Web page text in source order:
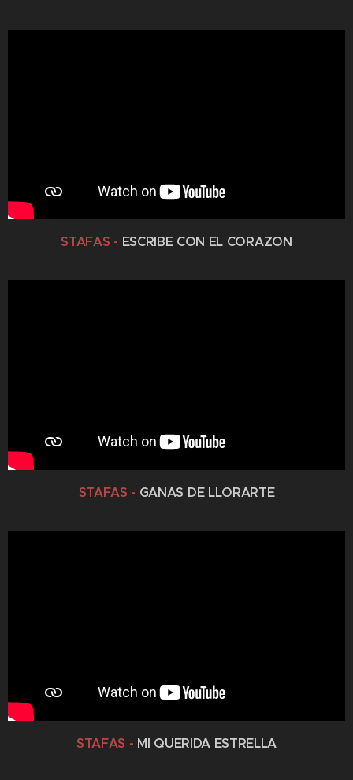
STAFAS - ESCRIBE CON EL CORAZON
STAFAS - GANAS DE LLORARTE
STAFAS - MI QUERIDA ESTRELLA